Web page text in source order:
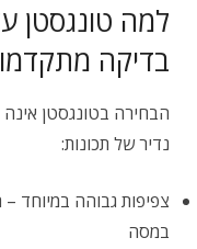
למה טונגסטן
בדיקה
הבחירה בטונגסטן
נדיר של תכונות:
במסה